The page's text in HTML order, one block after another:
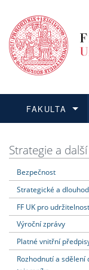
FAKULTA
Dozvědět se více
Podat přihlášku
Dozvědět se více
Dozvědět se více
Dozvědět se více
Strategie a
Bezpečnost
Strategické a
FF UK pro udržitelnost
Výroční zprávy
Platné vnitřní
Rozhodnutí a